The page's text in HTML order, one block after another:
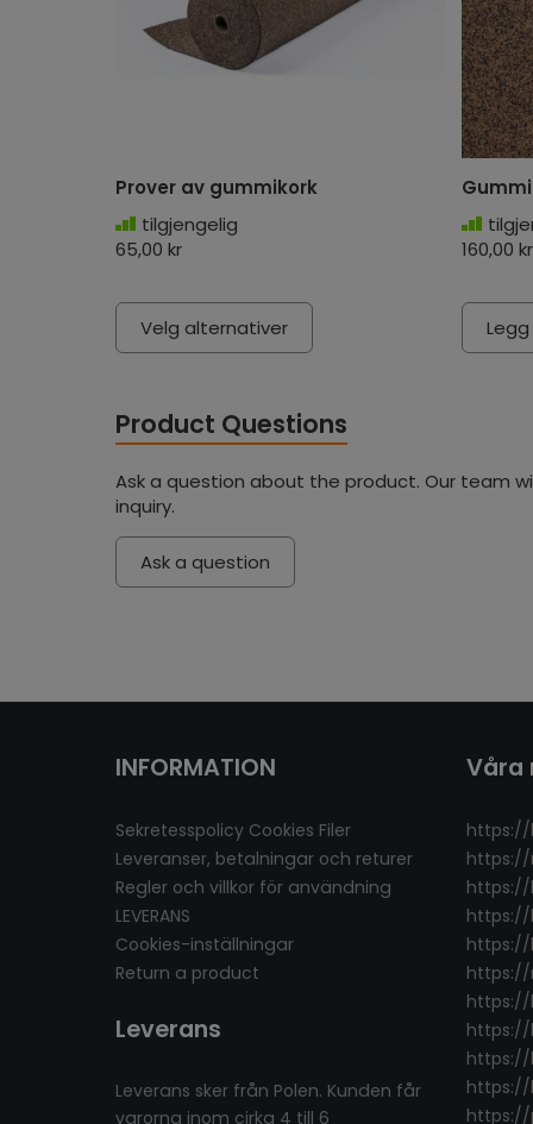
Prover av gummikork
tilgjengelig
65,00 kr
Velg alternativer
160,00 kr
Product Questions
Ask a question about the product. Our team
inquiry.
Ask a question
INFORMATION
Sekretesspolicy Cookies Filer
Leveranser, betalningar och returer
Regler och villkor för användning
LEVERANS
Cookies-inställningar
Return a product
Leverans
Leverans sker från Polen. Kunden får
varorna inom cirka 4 till 6
Våra
https://
https://
https://
https://
https://
https://
https://
https://